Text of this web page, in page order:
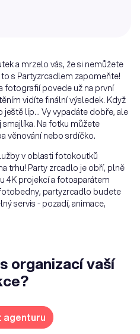
a mrzelo vás, že si nemůžete
s Partyzrcadlem zapomeňte!
fotografií povede už na první
vidíte finální výsledek. Když
líp... Vy vypadáte dobře, ale
Na fotku můžete
věnování nebo srdíčko.
v oblasti fotokoutků
trhu! Party zrcadlo je obří, plně
4K projekcí a fotoaparátem
partyzrcadlo budete
servis - pozadí, animace,
organizací vaší
agenturu